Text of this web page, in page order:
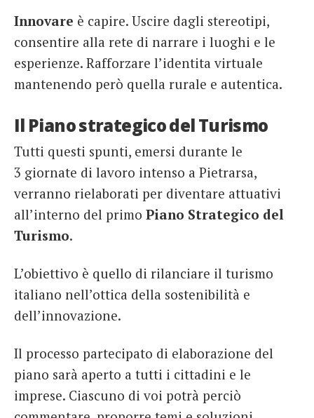
Innovare è capire. Uscire dagli stereotipi,
consentire alla rete di narrare i luoghi e le
esperienze. Rafforzare l’identita virtuale
mantenendo però quella rurale e autentica.
Il Piano strategico del Turismo
Tutti questi spunti, emersi durante le
3 giornate di lavoro intenso a Pietrarsa,
verranno rielaborati per diventare attuativi
all’interno del primo Piano Strategico del
Turismo.
L’obiettivo è quello di rilanciare il turismo
italiano nell’ottica della sostenibilità e
dell’innovazione.
Il processo partecipato di elaborazione del
piano sarà aperto a tutti i cittadini e le
imprese. Ciascuno di voi potrà perciò